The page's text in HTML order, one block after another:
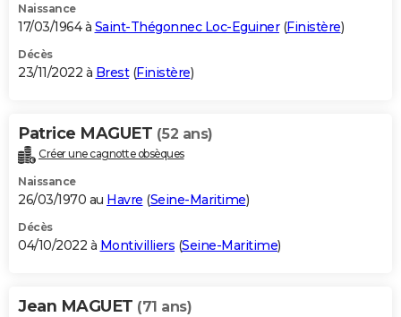
Naissance
17/03/1964 à Saint-Thégonnec Loc-Eguiner(Finistère)
Décès
23/11/2022 à Brest(Finistère)
Patrice MAGUET (52 ans)
Créer une cagnotte obsèques
Naissance
26/03/1970 au Havre (Seine-Maritime)
Décès
04/10/2022 à Montivilliers (Seine-Maritime)
Jean MAGUET (71 ans)